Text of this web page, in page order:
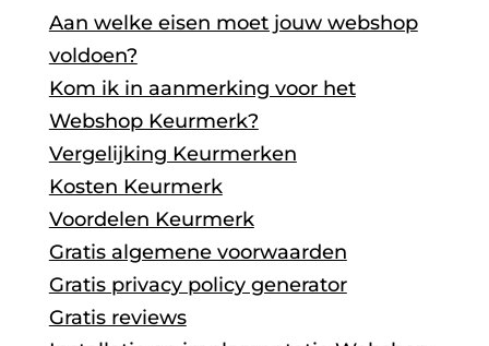
Aan welke eisen moet jouw webshop
voldoen?
Kom ik in aanmerking voor het
Webshop Keurmerk?
Vergelijking Keurmerken
Kosten Keurmerk
Voordelen Keurmerk
Gratis algemene voorwaarden
Gratis privacy policy generator
Gratis reviews